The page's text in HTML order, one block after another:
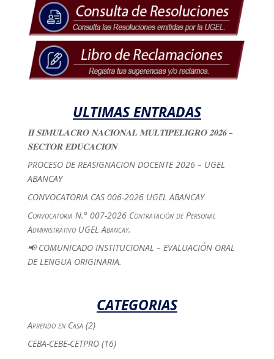
ULTIMAS ENTRADAS
𝐈𝐈 𝐒𝐈𝐌𝐔𝐋𝐀𝐂𝐑𝐎 𝐍𝐀𝐂𝐈𝐎𝐍𝐀𝐋 𝐌𝐔𝐋𝐓𝐈𝐏𝐄𝐋𝐈𝐆𝐑𝐎 𝟐𝟎𝟐𝟔 –
𝐒𝐄𝐂𝐓𝐎𝐑 𝐄𝐃𝐔𝐂𝐀𝐂𝐈𝐎́𝐍
PROCESO DE REASIGNACION DOCENTE 2026 – UGEL
ABANCAY
CONVOCATORIA CAS 006-2026 UGEL ABANCAY
Convocatoria N.° 007-2026 Contratación de Personal
Administrativo UGEL Abancay.
📢 COMUNICADO INSTITUCIONAL – EVALUACIÓN ORAL
DE LENGUA ORIGINARIA.
CATEGORIAS
Aprendo en Casa (2)
CEBA-CEBE-CETPRO(16)